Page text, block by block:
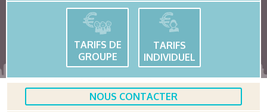
TARIFS DE
GROUPE
TARIFS
INDIVIDUEL
NOUS CONTACTER